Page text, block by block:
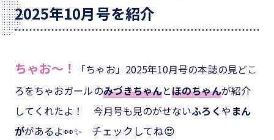
2025年10月号を紹介
ちゃお～！
「ちゃお」2025年10月号の本誌の見どこ
ろをちゃおガールのみづきちゃんとほのちゃんが紹介
してくれたよ！ 今月号も見のがせないふろくやまん
ががあるよ👀✨ チェックしてね😍